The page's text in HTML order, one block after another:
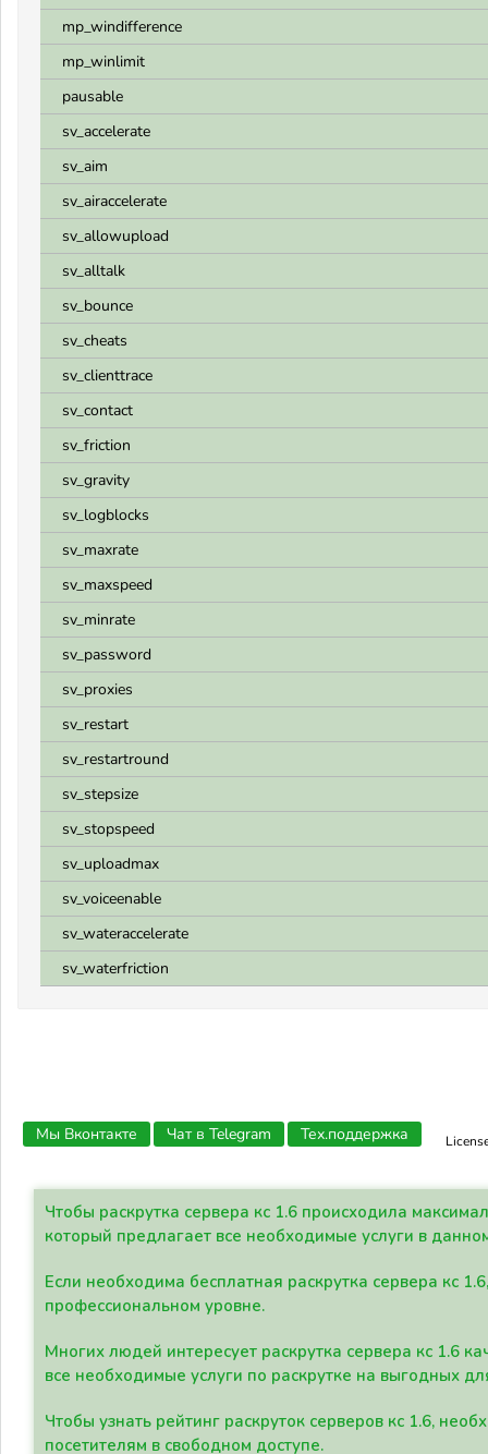
mp_windifference
mp_winlimit
pausable
sv_accelerate
sv_aim
sv_airaccelerate
sv_allowupload
sv_alltalk
sv_bounce
sv_cheats
sv_clienttrace
sv_contact
sv_friction
sv_gravity
sv_logblocks
sv_maxrate
sv_maxspeed
sv_minrate
sv_password
sv_proxies
sv_restart
sv_restartround
sv_stepsize
sv_stopspeed
sv_uploadmax
sv_voiceenable
sv_wateraccelerate
sv_waterfriction
Мы Вконтакте Чат в Telegram Тех.поддержка
Чтобы раскрутка сервера кс 1.6 происходила
который предлагает все необходимые услуги в
Если необходима бесплатная раскрутка сервера кс
профессиональном уровне.
Многих людей интересует раскрутка сервера кс 1.6
все необходимые услуги по раскрутке на выгодных
Чтобы узнать рейтинг раскруток серверов кс 1.6,
посетителям в свободном доступе.